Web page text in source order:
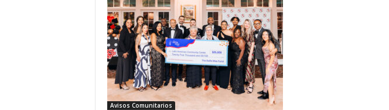
Avisos Comunitarios